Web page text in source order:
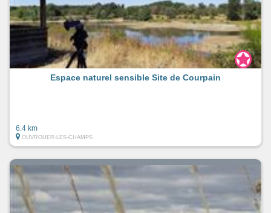
Espace naturel sensible Site de Courpain
6.4 km
OUVROUER-LES-CHAMPS